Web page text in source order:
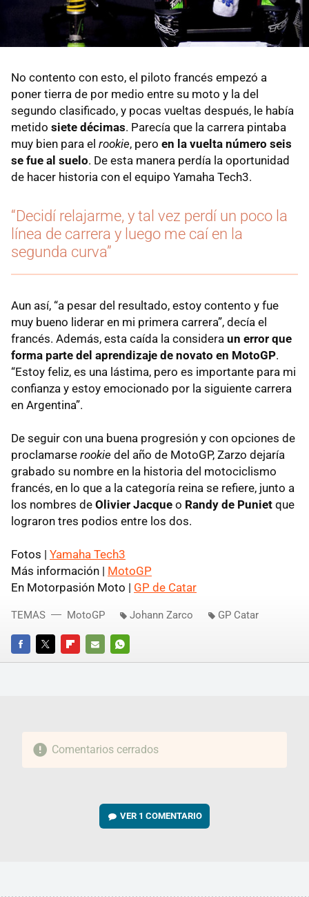
No contento con esto, el piloto francés empezó a
poner tierra de por medio entre su moto y la del
segundo clasificado, y pocas vueltas después, le había
metido siete décimas. Parecía que la carrera pintaba
muy bien para el rookie, pero en la vuelta número seis
se fue al suelo. De esta manera perdía la oportunidad
de hacer historia con el equipo Yamaha Tech3.
“Decidí relajarme, y tal vez perdí un poco la
línea de carrera y luego me caí en la
segunda curva”
Aun así, “a pesar del resultado, estoy contento y fue
muy bueno liderar en mi primera carrera”, decía el
francés. Además, esta caída la considera un error que
forma parte del aprendizaje de novato en MotoGP.
“Estoy feliz, es una lástima, pero es importante para mi
confianza y estoy emocionado por la siguiente carrera
en Argentina”.
De seguir con una buena progresión y con opciones de
proclamarse rookie del año de MotoGP, Zarzo dejaría
grabado su nombre en la historia del motociclismo
francés, en lo que a la categoría reina se refiere, junto a
los nombres de Olivier Jacque o Randy de Puniet que
lograron tres podios entre los dos.
Fotos | Yamaha Tech3
Más información | MotoGP
En Motorpasión Moto | GP de Catar
FACEBOOKTWITTERFLIPBOARD
E-
WHATSAPP
TEMAS MotoGP Johann Zarco GP Catar
Comentarios cerrados
VER 1 COMENTARIO